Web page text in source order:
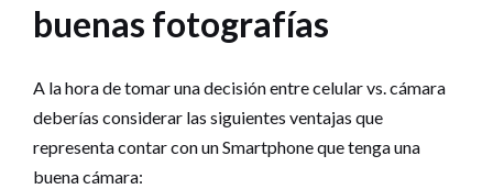
buenas fotografías
A la hora de tomar una decisión entre celular vs. cámara
deberías considerar las siguientes ventajas que
representa contar con un Smartphone que tenga una
buena cámara: